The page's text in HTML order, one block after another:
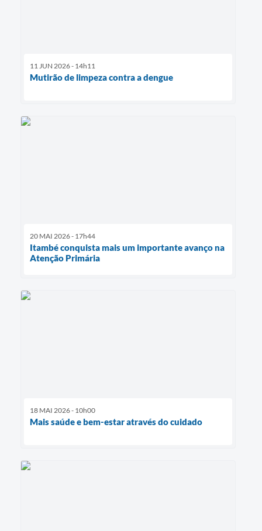
11 JUN 2026 - 14h11
Mutirão de limpeza contra a dengue
20 MAI 2026 - 17h44
Itambé conquista mais um importante avanço na
Atenção Primária
18 MAI 2026 - 10h00
Mais saúde e bem-estar através do cuidado